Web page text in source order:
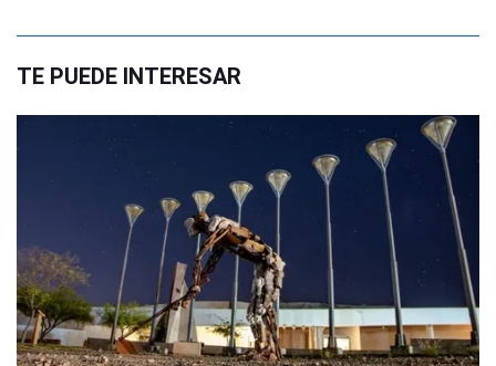
TE PUEDE INTERESAR